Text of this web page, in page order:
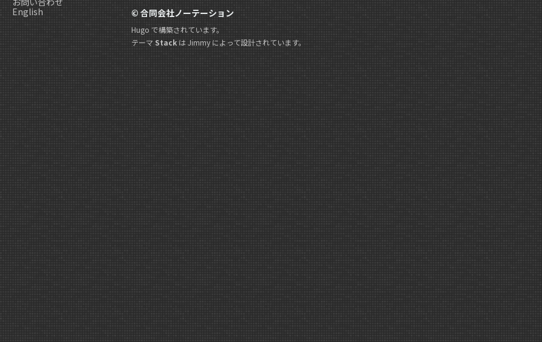
English
© 合同会社ノーテーション
Hugo で構築されています。
テーマ StackはJimmyによって設計されています。